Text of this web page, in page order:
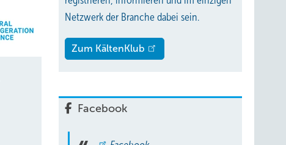
Netzwerk der Branche dabei sein.
Zum KältenKlub
Facebook